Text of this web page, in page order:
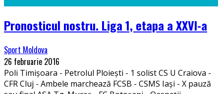
Pronosticul nostru. Liga 1, etapa a XXVI-a
Sport Moldova
26 februarie 2016
Poli Timișoara - Petrolul Ploiești - 1 solist CS U Craiova -
CFR Cluj - Ambele marchează FCSB - CSMS Iași - X pauză